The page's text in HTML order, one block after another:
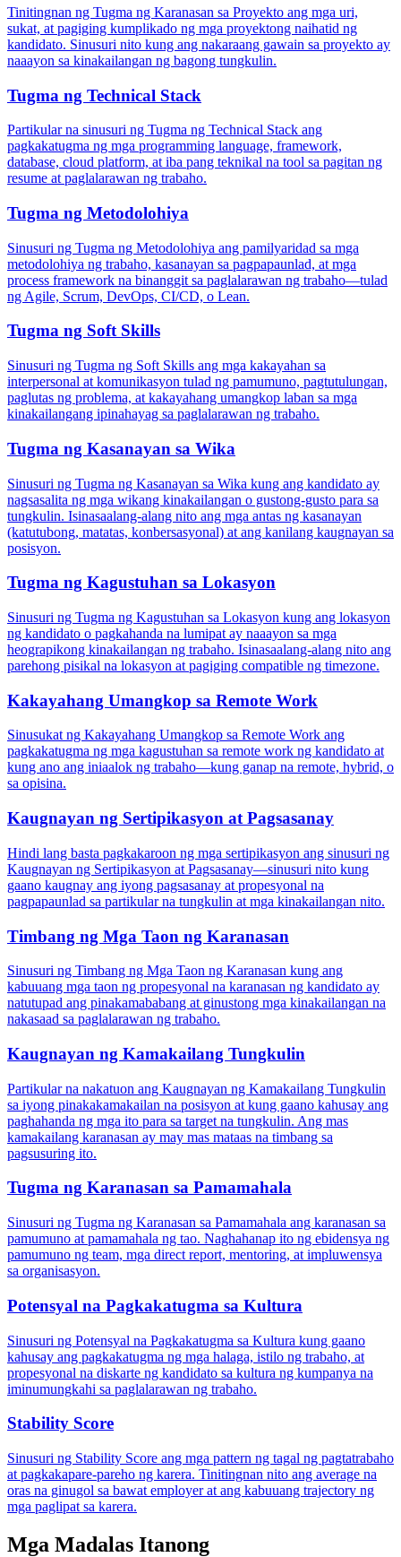
Tinitingnan ng Tugma ng Karanasan sa Proyekto ang mga uri,
sukat, at pagiging kumplikado ng mga proyektong naihatid ng
kandidato. Sinusuri nito kung ang nakaraang gawain sa proyekto ay
naaayon sa kinakailangan ng bagong tungkulin.
Tugma ng Technical Stack
Partikular na sinusuri ng Tugma ng Technical Stack ang
pagkakatugma ng mga programming language, framework,
database, cloud platform, at iba pang teknikal na tool sa pagitan ng
resume at paglalarawan ng trabaho.
Tugma ng Metodolohiya
Sinusuri ng Tugma ng Metodolohiya ang pamilyaridad sa mga
metodolohiya ng trabaho, kasanayan sa pagpapaunlad, at mga
process framework na binanggit sa paglalarawan ng trabaho—tulad
ng Agile, Scrum, DevOps, CI/CD, o Lean.
Tugma ng Soft Skills
Sinusuri ng Tugma ng Soft Skills ang mga kakayahan sa
interpersonal at komunikasyon tulad ng pamumuno, pagtutulungan,
paglutas ng problema, at kakayahang umangkop laban sa mga
kinakailangang ipinahayag sa paglalarawan ng trabaho.
Tugma ng Kasanayan sa Wika
Sinusuri ng Tugma ng Kasanayan sa Wika kung ang kandidato ay
nagsasalita ng mga wikang kinakailangan o gustong-gusto para sa
tungkulin. Isinasaalang-alang nito ang mga antas ng kasanayan
(katutubong, matatas, konbersasyonal) at ang kanilang kaugnayan sa
posisyon.
Tugma ng Kagustuhan sa Lokasyon
Sinusuri ng Tugma ng Kagustuhan sa Lokasyon kung ang lokasyon
ng kandidato o pagkahanda na lumipat ay naaayon sa mga
heograpikong kinakailangan ng trabaho. Isinasaalang-alang nito ang
parehong pisikal na lokasyon at pagiging compatible ng timezone.
Kakayahang Umangkop sa Remote Work
Sinusukat ng Kakayahang Umangkop sa Remote Work ang
pagkakatugma ng mga kagustuhan sa remote work ng kandidato at
kung ano ang iniaalok ng trabaho—kung ganap na remote, hybrid, o
sa opisina.
Kaugnayan ng Sertipikasyon at Pagsasanay
Hindi lang basta pagkakaroon ng mga sertipikasyon ang sinusuri ng
Kaugnayan ng Sertipikasyon at Pagsasanay—sinusuri nito kung
gaano kaugnay ang iyong pagsasanay at propesyonal na
pagpapaunlad sa partikular na tungkulin at mga kinakailangan nito.
Timbang ng Mga Taon ng Karanasan
Sinusuri ng Timbang ng Mga Taon ng Karanasan kung ang
kabuuang mga taon ng propesyonal na karanasan ng kandidato ay
natutupad ang pinakamababang at ginustong mga kinakailangan na
nakasaad sa paglalarawan ng trabaho.
Kaugnayan ng Kamakailang Tungkulin
Partikular na nakatuon ang Kaugnayan ng Kamakailang Tungkulin
sa iyong pinakakamakailan na posisyon at kung gaano kahusay ang
paghahanda ng mga ito para sa target na tungkulin. Ang mas
kamakailang karanasan ay may mas mataas na timbang sa
pagsusuring ito.
Tugma ng Karanasan sa Pamamahala
Sinusuri ng Tugma ng Karanasan sa Pamamahala ang karanasan sa
pamumuno at pamamahala ng tao. Naghahanap ito ng ebidensya ng
pamumuno ng team, mga direct report, mentoring, at impluwensya
sa organisasyon.
Potensyal na Pagkakatugma sa Kultura
Sinusuri ng Potensyal na Pagkakatugma sa Kultura kung gaano
kahusay ang pagkakatugma ng mga halaga, istilo ng trabaho, at
propesyonal na diskarte ng kandidato sa kultura ng kumpanya na
iminumungkahi sa paglalarawan ng trabaho.
Stability Score
Sinusuri ng Stability Score ang mga pattern ng tagal ng pagtatrabaho
at pagkakapare-pareho ng karera. Tinitingnan nito ang average na
oras na ginugol sa bawat employer at ang kabuuang trajectory ng
mga paglipat sa karera.
Mga Madalas Itanong